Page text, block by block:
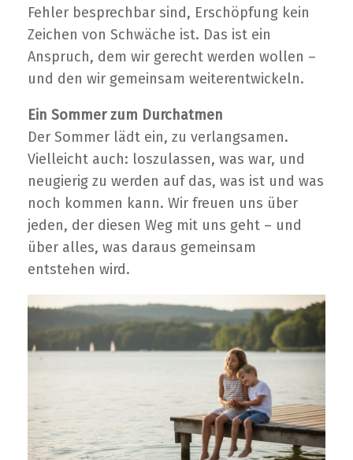
Fehler besprechbar sind, Erschöpfung kein
Zeichen von Schwäche ist. Das ist ein
Anspruch, dem wir gerecht werden wollen –
und den wir gemeinsam weiterentwickeln.
Ein Sommer zum Durchatmen
Der Sommer lädt ein, zu verlangsamen.
Vielleicht auch: loszulassen, was war, und
neugierig zu werden auf das, was ist und was
noch kommen kann. Wir freuen uns über
jeden, der diesen Weg mit uns geht – und
über alles, was daraus gemeinsam
entstehen wird.